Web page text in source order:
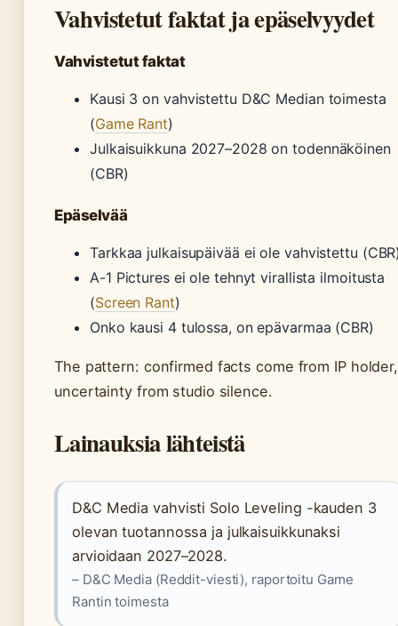
Vahvistetut faktat ja epäselvyydet
Vahvistetut faktat
Kausi 3 on vahvistettu D&C Median toimesta
(Game Rant)
Julkaisuikkuna 2027–2028 on todennäköinen
(CBR)
Epäselvää
Tarkkaa julkaisupäivää ei ole vahvistettu
A-1 Pictures ei ole tehnyt virallista ilmoitusta
(Screen Rant)
Onko kausi 4 tulossa, on epävarmaa (CBR)
The pattern: confirmed facts come from IP holder,
uncertainty from studio silence.
Lainauksia lähteistä
D&C Media vahvisti Solo Leveling -kauden 3
olevan tuotannossa ja julkaisuikkunaksi
arvioidaan 2027–2028.
– D&C Media (Reddit-viesti), raportoitu Game
Rantin toimesta